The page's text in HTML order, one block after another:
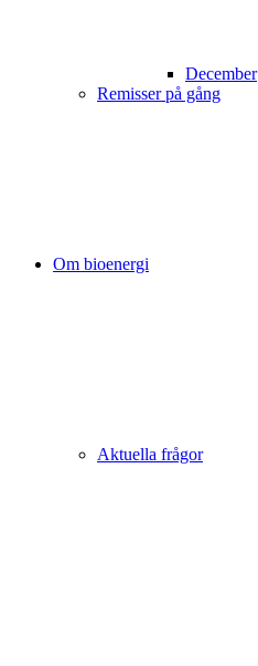
December
Remisser på gång
Om bioenergi
Aktuella frågor